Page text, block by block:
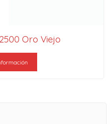
Oro Viejo